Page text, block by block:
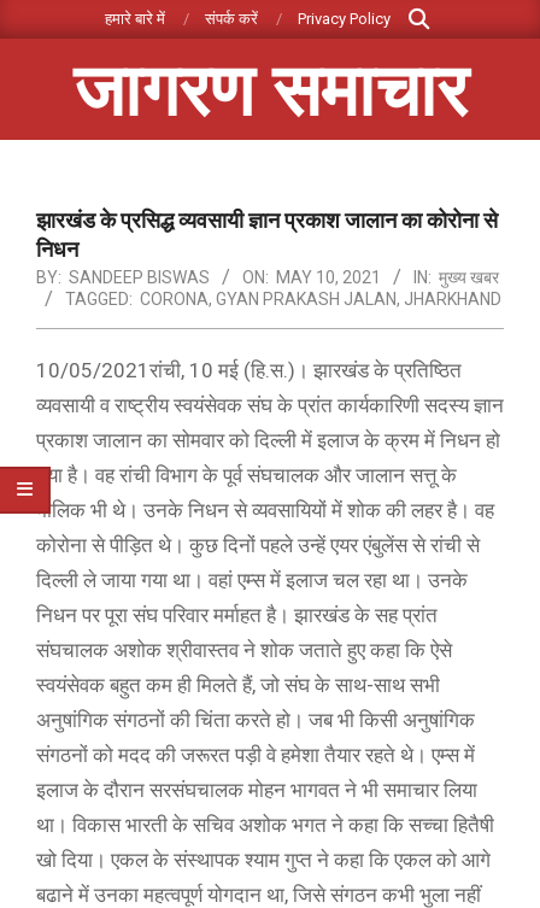
to
हमारे बारे में संपर्क करें Privacy Policy
Search
जागरण समाचार
Menuझारखंड के प्रसिद्ध व्यवसायी ज्ञान प्रकाश जालान का कोरोना से
निधन
BY: SANDEEP BISWAS ON: MAY 10, 2021 IN: मुख्य खबर
TAGGED: CORONA, GYAN PRAKASH JALAN, JHARKHAND
10/05/2021रांची, 10 मई (हि.स.)। झारखंड के प्रतिष्ठित
व्यवसायी व राष्ट्रीय स्वयंसेवक संघ के प्रांत कार्यकारिणी सदस्य ज्ञान
प्रकाश जालान का सोमवार को दिल्ली में इलाज के क्रम में निधन हो
गया है। वह रांची विभाग के पूर्व संघचालक और जालान सत्तू के
मालिक भी थे। उनके निधन से व्यवसायियों में शोक की लहर है। वह
कोरोना से पीड़ित थे। कुछ दिनों पहले उन्हें एयर एंबुलेंस से रांची से
दिल्ली ले जाया गया था। वहां एम्स में इलाज चल रहा था। उनके
निधन पर पूरा संघ परिवार मर्माहत है। झारखंड के सह प्रांत
संघचालक अशोक श्रीवास्तव ने शोक जताते हुए कहा कि ऐसे
स्वयंसेवक बहुत कम ही मिलते हैं, जो संघ के साथ-साथ सभी
अनुषांगिक संगठनों की चिंता करते हो। जब भी किसी अनुषांगिक
संगठनों को मदद की जरूरत पड़ी वे हमेशा तैयार रहते थे। एम्स में
इलाज के दौरान सरसंघचालक मोहन भागवत ने भी समाचार लिया
था। विकास भारती के सचिव अशोक भगत ने कहा कि सच्चा हितैषी
खो दिया। एकल के संस्थापक श्याम गुप्त ने कहा कि एकल को आगे
बढाने में उनका महत्वपूर्ण योगदान था, जिसे संगठन कभी भुला नहीं